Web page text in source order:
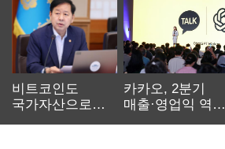
비트코인도
국가자산으로…'
카카오, 2분기
매출·영업익 역대